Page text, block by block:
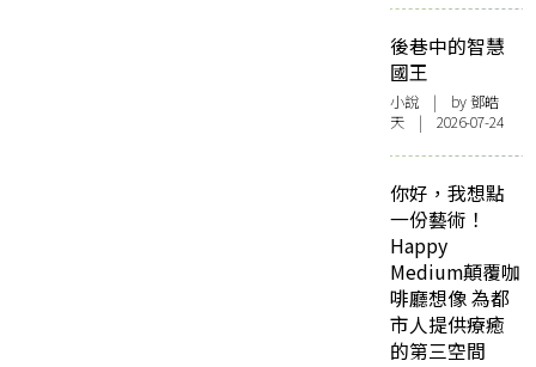
後巷中的智慧
國王
小說 | by 鄧皓
天 | 2026-07-24
你好，我想點
一份藝術！
Happy
Medium顛覆咖
啡廳想像 為都
市人提供療癒
的第三空間